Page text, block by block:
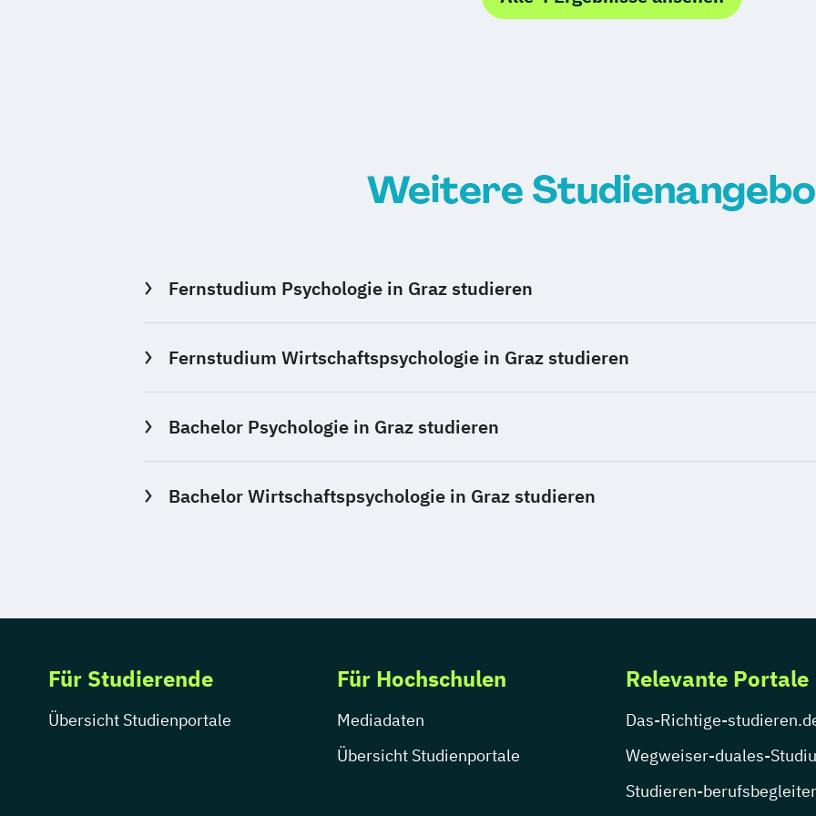
Weitere
Fernstudium Psychologie in Graz studieren
Fernstudium Wirtschaftspsychologie in Graz studieren
Bachelor Psychologie in Graz studieren
Bachelor Wirtschaftspsychologie in Graz studieren
Für Studierende
Übersicht Studienportale
Für Hochschulen
Mediadaten
Übersicht Studienportale
Relevante Portale
Das-Richtige-
Wegweiser-duales-
Studieren-